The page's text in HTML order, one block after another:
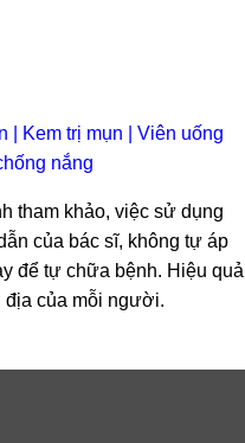
Kem trị mụn
Viên uống
nắng
tham khảo, việc sử dụng
của bác sĩ, không tự áp
để tự chữa bệnh. Hiệu quả
địa của mỗi người.